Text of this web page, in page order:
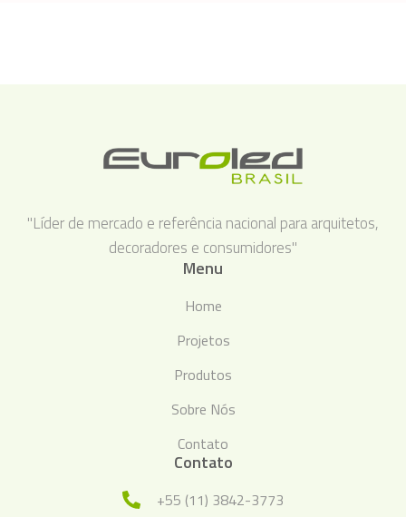
"Líder de mercado e referência nacional para arquitetos,
decoradores e consumidores"
Menu
Home
Projetos
Produtos
Sobre Nós
Contato
Contato
+55 (11) 3842-3773